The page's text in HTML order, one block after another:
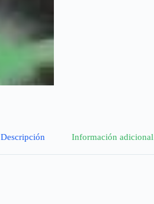
Descripción Información adicional